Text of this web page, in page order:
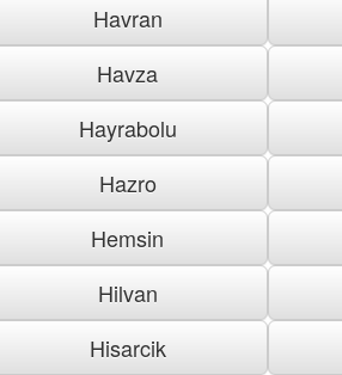
Havran
Havza
Hayrabolu
Hazro
Hemsin
Hilvan
Hisarcik